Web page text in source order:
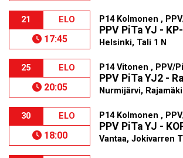
21 ELO
17:45
P14 Kolmonen ,
PPV PiTa YJ -
Helsinki, Tali 1 N
25 ELO
20:05
P14 Vitonen , PPV/
PPV PiTa YJ2 -
Nurmijärvi, Rajamäki
30 ELO
18:00
P14 Kolmonen ,
PPV PiTa YJ -
Vantaa, Jokivarren